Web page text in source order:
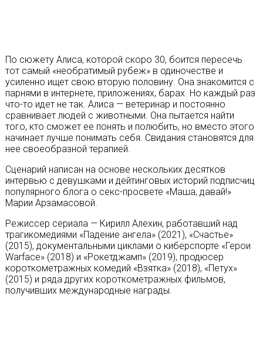
По сюжету Алиса, которой скоро 30, боится пересечь
тот самый «необратимый рубеж» в одиночестве и
усиленно ищет свою вторую половину. Она знакомится с
парнями в интернете, приложениях, барах. Но каждый раз
что-то идет не так. Алиса — ветеринар и постоянно
сравнивает людей с животными. Она пытается найти
того, кто сможет ее понять и полюбить, но вместо этого
начинает лучше понимать себя. Свидания становятся для
нее своеобразной терапией.
Сценарий написан на основе нескольких десятков
интервью с девушками и дейтинговых историй подписчиц
популярного блога о секс-просвете «Маша, давай!»
Марии Арзамасовой.
Режиссер сериала — Кирилл Алехин, работавший над
трагикомедиями «Падение ангела» (2021), «Счастье»
(2015), документальными циклами о киберспорте «Герои
Warface» (2018) и «Рокетджамп» (2019), продюсер
короткометражных комедий «Взятка» (2018), «Петух»
(2015) и ряда других короткометражных фильмов,
получивших международные награды.